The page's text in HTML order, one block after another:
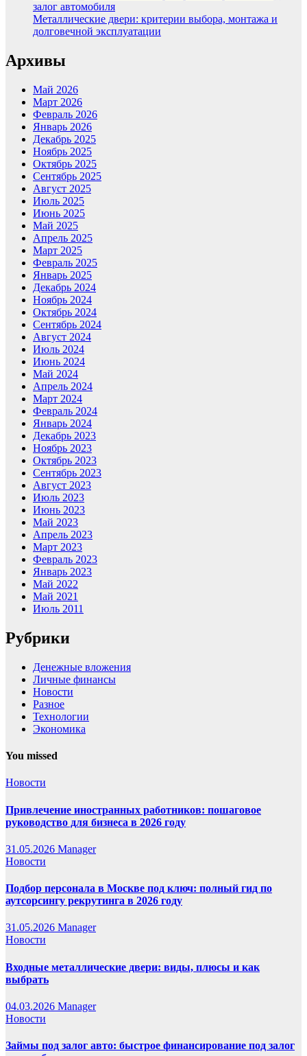
залог автомобиля
Металлические двери: критерии выбора, монтажа и
долговечной эксплуатации
Архивы
Май 2026
Март 2026
Февраль 2026
Январь 2026
Декабрь 2025
Ноябрь 2025
Октябрь 2025
Сентябрь 2025
Август 2025
Июль 2025
Июнь 2025
Май 2025
Апрель 2025
Март 2025
Февраль 2025
Январь 2025
Декабрь 2024
Ноябрь 2024
Октябрь 2024
Сентябрь 2024
Август 2024
Июль 2024
Июнь 2024
Май 2024
Апрель 2024
Март 2024
Февраль 2024
Январь 2024
Декабрь 2023
Ноябрь 2023
Октябрь 2023
Сентябрь 2023
Август 2023
Июль 2023
Июнь 2023
Май 2023
Апрель 2023
Март 2023
Февраль 2023
Январь 2023
Май 2022
Май 2021
Июль 2011
Рубрики
Денежные вложения
Личные финансы
Новости
Разное
Технологии
Экономика
You missed
Новости
Привлечение иностранных работников: пошаговое
руководство для бизнеса в 2026 году
31.05.2026 Manager
Новости
Подбор персонала в Москве под ключ: полный гид по
аутсорсингу рекрутинга в 2026 году
31.05.2026 Manager
Новости
Входные металлические двери: виды, плюсы и как
выбрать
04.03.2026 Manager
Новости
Займы под залог авто: быстрое финансирование под залог